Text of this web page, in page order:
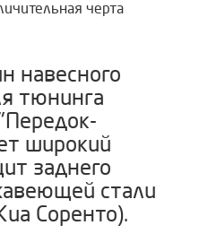
черта
навесного
тюнинга
широкий
заднего
стали
Соренто).